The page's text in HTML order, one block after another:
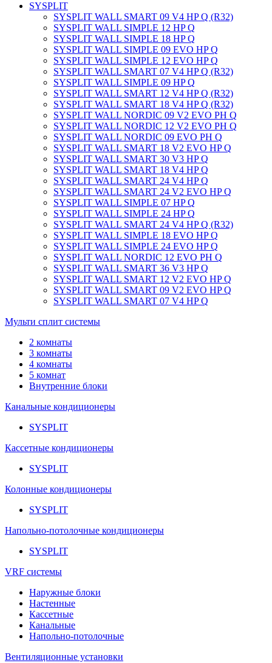
SYSPLIT
SYSPLIT WALL SMART 09 V4 HP Q (R32)
SYSPLIT WALL SIMPLE 12 HP Q
SYSPLIT WALL SIMPLE 18 HP Q
SYSPLIT WALL SIMPLE 09 EVO HP Q
SYSPLIT WALL SIMPLE 12 EVO HP Q
SYSPLIT WALL SMART 07 V4 HP Q (R32)
SYSPLIT WALL SIMPLE 09 HP Q
SYSPLIT WALL SMART 12 V4 HP Q (R32)
SYSPLIT WALL SMART 18 V4 HP Q (R32)
SYSPLIT WALL NORDIC 09 V2 EVO PH Q
SYSPLIT WALL NORDIC 12 V2 EVO PH Q
SYSPLIT WALL NORDIC 09 EVO PH Q
SYSPLIT WALL SMART 18 V2 EVO HP Q
SYSPLIT WALL SMART 30 V3 HP Q
SYSPLIT WALL SMART 18 V4 HP Q
SYSPLIT WALL SMART 24 V4 HP Q
SYSPLIT WALL SMART 24 V2 EVO HP Q
SYSPLIT WALL SIMPLE 07 HP Q
SYSPLIT WALL SIMPLE 24 HP Q
SYSPLIT WALL SMART 24 V4 HP Q (R32)
SYSPLIT WALL SIMPLE 18 EVO HP Q
SYSPLIT WALL SIMPLE 24 EVO HP Q
SYSPLIT WALL NORDIC 12 EVO PH Q
SYSPLIT WALL SMART 36 V3 HP Q
SYSPLIT WALL SMART 12 V2 EVO HP Q
SYSPLIT WALL SMART 09 V2 EVO HP Q
SYSPLIT WALL SMART 07 V4 HP Q
Мульти сплит системы
2 комнаты
3 комнаты
4 комнаты
5 комнат
Внутренние блоки
Канальные кондиционеры
SYSPLIT
Кассетные кондиционеры
SYSPLIT
Колонные кондиционеры
SYSPLIT
Напольно-потолочные кондиционеры
SYSPLIT
VRF системы
Наружные блоки
Настенные
Кассетные
Канальные
Напольно-потолочные
Вентиляционные установки